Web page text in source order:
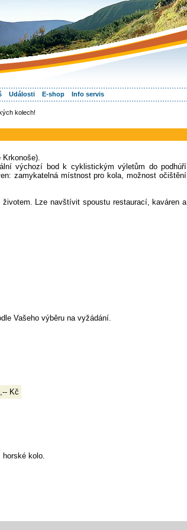
Události E-shop Info servis
kolech!
Krkonoše).
výchozí bod k cyklistickým výletům do podhúří
zamykatelná místnost pro kola, možnost očištění
Lze navštívit spoustu restaurací, kaváren a
Vašeho výběru na vyžádání.
Kč
horské kolo.